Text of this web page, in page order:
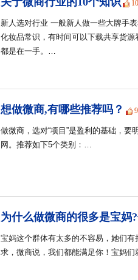
新人选对行业 一般新人做一些大牌手
化妆品常识，有时间可以下载共享货
都是在一手。…
想做微商,有哪些推荐吗？
做微商，选对“项目”是盈利的基础，
网。推荐如下5个类别：…
为什么做微商的很多是宝妈
宝妈这个群体有太多的不容易，她们
求，微商说，我们都能满足你！宝妈